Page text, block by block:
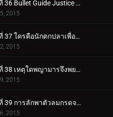
ตอนที่ 36 Bullet Guide Justice อยู่ที่ไหน?
2015
ตอนที่ 37 ใครคือนักตกปลาเพื่อรสชาติที่ดีที่สุด?
2015
ตอนที่ 38 เหตุใดพญามารจึงพยายามพัฒนาต่อไป?
2015
ตอนที่ 39 การลักพาตัวลมกรดจะเกิดขึ้นเมื่อใด?
2015